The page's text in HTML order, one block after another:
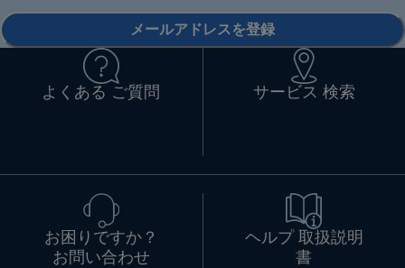
メールアドレスを登録
よくある ご質問 サービス 検索
お困りですか？
お問い合わせ
ヘルプ 取扱説明
書